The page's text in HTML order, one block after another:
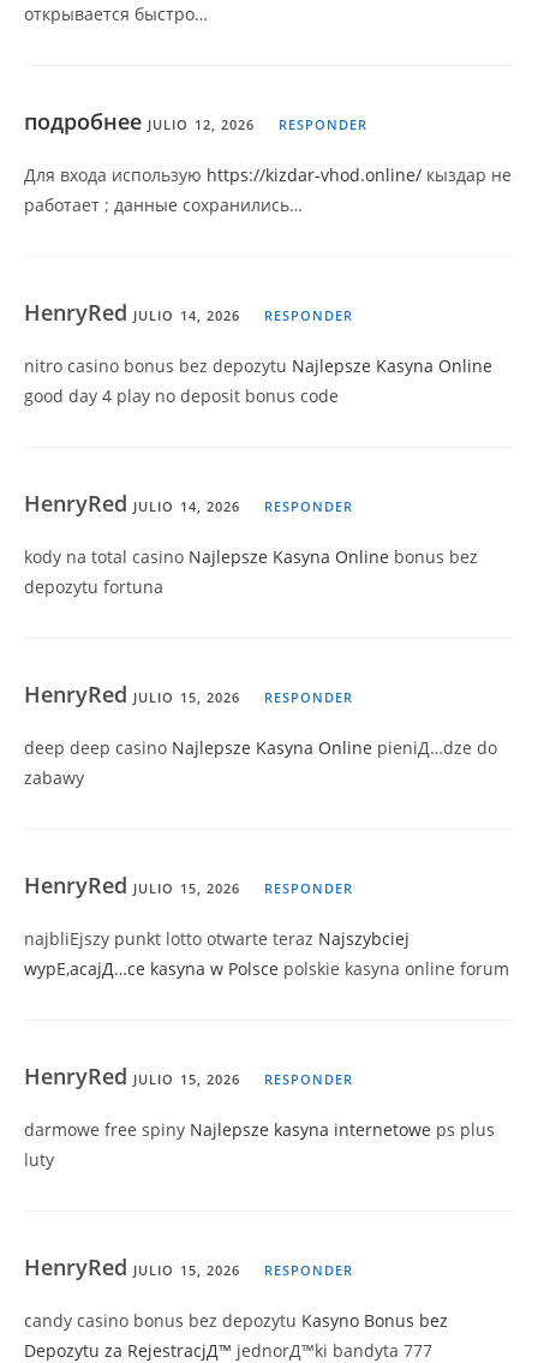
открывается быстро…
подробнее JULIO 12, 2026 RESPONDER
Для входа использую https://kizdar-vhod.online/ кыздар не
работает ; данные сохранились…
HenryRed JULIO 14, 2026 RESPONDER
nitro casino bonus bez depozytu Najlepsze Kasyna Online
good day 4 play no deposit bonus code
HenryRed JULIO 14, 2026 RESPONDER
kody na total casino Najlepsze Kasyna Online bonus bez
depozytu fortuna
HenryRed JULIO 15, 2026 RESPONDER
deep deep casino Najlepsze Kasyna Online pieniД…dze do
zabawy
HenryRed JULIO 15, 2026 RESPONDER
najbliЕјszy punkt lotto otwarte teraz Najszybciej
wypЕ‚acajД…ce kasyna w Polsce polskie kasyna online forum
HenryRed JULIO 15, 2026 RESPONDER
darmowe free spiny Najlepsze kasyna internetowe ps plus
luty
HenryRed JULIO 15, 2026 RESPONDER
candy casino bonus bez depozytu Kasyno Bonus bez
Depozytu za RejestracjД™ jednorД™ki bandyta 777